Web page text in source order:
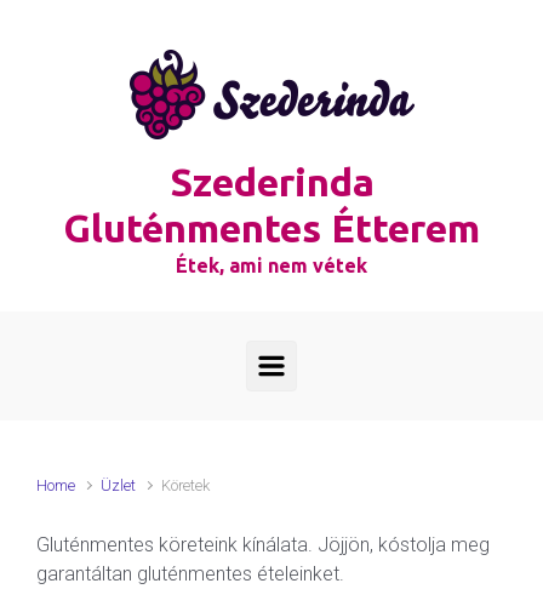
Szederinda
Gluténmentes Étterem
Étek, ami nem vétek
Home Üzlet Köretek
Gluténmentes köreteink kínálata. Jöjjön, kóstolja meg
garantáltan gluténmentes ételeinket.